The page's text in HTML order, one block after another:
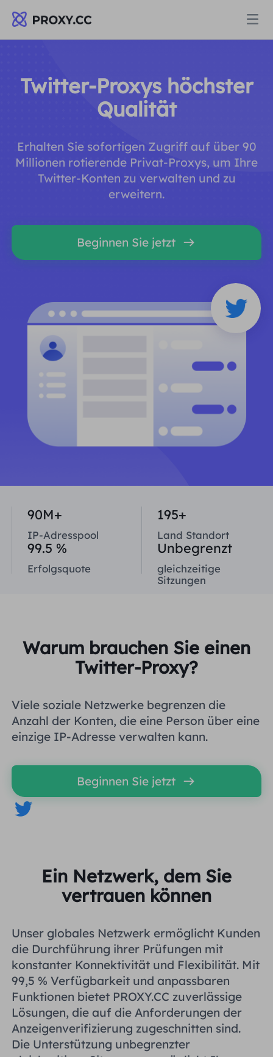
Statischer Wohn-Proxy
Ich habe kein heating
Berater für langfristige imap
WOHNPROXY
Wohn-Proxy $0.8/GB
Unbegrenzter Wohn-Proxy $69.62/Tag
Ich habe kein heating$0.2Die IP liebt mich
Berater für langfristige imap
Data for AI
NACH ANWENDUNGSFALL
Markenschutz
SEO-Überwachung
Anzeigenüberprüfung
Web Scraping und Crawling
Partnerprogramm
Partner
KOSTENLOSE WERKZEUGE
Weitere Integrationen
Lernen
FAQ
Benutzerhandbuch
Weitere Integrationen
Deutsch
中文
Indonesia
Русский
Português
Genießen77 % Rabatt und handeln Sie jetzt!
Wohnimmobilien $0/GB
Einloggen Melden Sie sich an
Twitter-Proxys höchster
Qualität
Erhalten Sie sofortigen Zugriff auf über 90
Millionen rotierende Privat-Proxys, um Ihre
Twitter-Konten zu verwalten und zu
erweitern.
Beginnen Sie jetzt
90M+
IP-Adresspool
195+
Land Standort
99.5 %
Erfolgsquote
Unbegrenzt
gleichzeitige
Sitzungen
Warum brauchen Sie einen
Twitter-Proxy?
Viele soziale Netzwerke begrenzen die
Anzahl der Konten, die eine Person über eine
einzige IP-Adresse verwalten kann.
Beginnen Sie jetzt
Ein Netzwerk, dem Sie
vertrauen können
Unser globales Netzwerk ermöglicht Kunden
die Durchführung ihrer Prüfungen mit
konstanter Konnektivität und Flexibilität. Mit
99,5 % Verfügbarkeit und anpassbaren
Funktionen bietet PROXY.CC zuverlässige
Lösungen, die auf die Anforderungen der
Anzeigenverifizierung zugeschnitten sind.
Die Unterstützung unbegrenzter